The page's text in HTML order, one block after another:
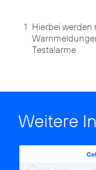
1 Hierbei werden
Testalarme
Weitere